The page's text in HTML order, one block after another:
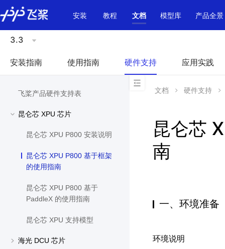
\u200E
安装
教程 文档 模型库 产品全景
3.3
安装指南 使用指南 硬件支持 应用实践
飞桨产品硬件支持表
昆仑芯 XPU 芯片
昆仑芯 XPU P800 安装说明
昆仑芯 XPU P800 基于框架
的使用指南
昆仑芯 XPU P800 基于
PaddleX 的使用指南
昆仑芯 XPU 支持模型
海光 DCU 芯片
文档 硬件支持
昆仑芯
南
一、环境准备
环境说明